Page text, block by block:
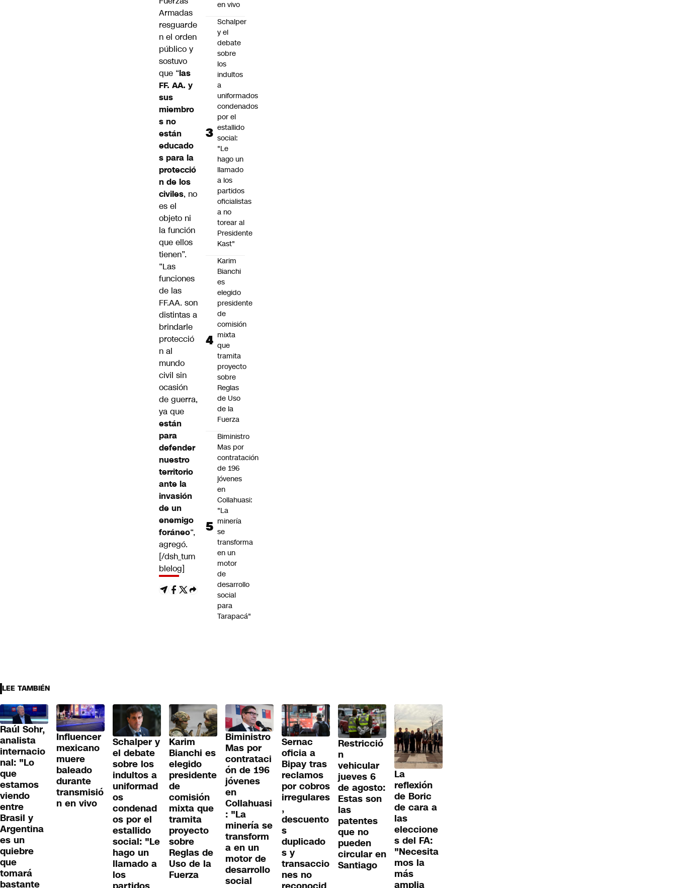
Armadas
resguarde
n el orden
público y
sostuvo
que “las
FF. AA. y
sus
miembro
s no
están
educado
s para la
protecció
n de los
civiles, no
es el
objeto ni
la función
que ellos
tienen”.
“Las
funciones
de las
FF.AA. son
distintas a
brindarle
protecció
n al
mundo
civil sin
ocasión
de guerra,
ya que
están
para
defender
nuestro
territorio
ante la
invasión
de un
enemigo
foráneo“,
agregó.
[/dsh_tum
blelog]
en vivo
Schalper
y el
debate
sobre
los
indultos
a
uniformados
condenados
por el
estallido
social:
"Le
hago un
llamado
a los
partidos
oficialistas
a no
torear al
Presidente
Kast"
Karim
Bianchi
es
elegido
presidente
de
comisión
mixta
que
tramita
proyecto
sobre
Reglas
de Uso
de la
Fuerza
Biministro
Mas por
contratación
de 196
jóvenes
en
Collahuasi:
"La
minería
se
transforma
en un
motor
de
desarrollo
social
para
Tarapacá"
LEE TAMBIÉN
Raúl Sohr,
analista
internacio
nal: "Lo
que
estamos
viendo
entre
Brasil y
Argentina
es un
quiebre
que
tomará
bastante
Influencer
mexicano
muere
baleado
durante
transmisió
n en vivo
Schalper y
el debate
sobre los
indultos a
uniformad
os
condenad
os por el
estallido
social: "Le
hago un
llamado a
los
Karim
Bianchi es
elegido
presidente
de
comisión
mixta que
tramita
proyecto
sobre
Reglas de
Uso de la
Fuerza
Biministro
Mas por
contrataci
ón de 196
jóvenes
en
Collahuasi
: "La
minería se
transform
a en un
motor de
desarrollo
social
Sernac
oficia a
Bipay tras
reclamos
por cobros
irregulares
,
descuento
s
duplicado
s y
transaccio
nes no
Restricció
n
vehicular
jueves 6
de agosto:
Estas son
las
patentes
que no
pueden
circular en
Santiago
La
reflexión
de Boric
de cara a
las
eleccione
s del FA:
"Necesita
mos la
más
amplia